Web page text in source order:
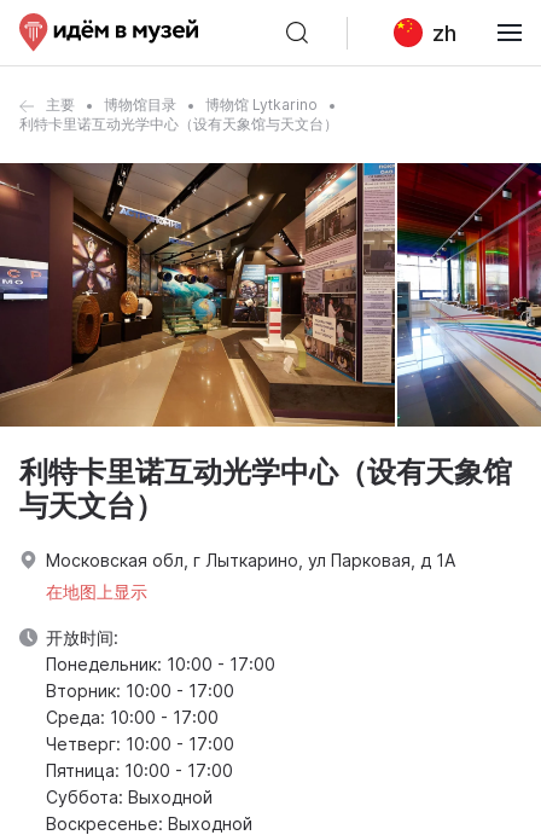
zh
主要 博物馆目录
博物馆 Lytkarino
利特卡里诺互动光学中心（设有天象馆与天文台）
利特卡里诺互动光学中心（设有天象馆
与天文台）
Московская обл, г Лыткарино, ул Парковая, д 1А
在地图上显示
开放时间:
Понедельник: 10:00 - 17:00
Вторник: 10:00 - 17:00
Среда: 10:00 - 17:00
Четверг: 10:00 - 17:00
Пятница: 10:00 - 17:00
Суббота: Выходной
Воскресенье: Выходной